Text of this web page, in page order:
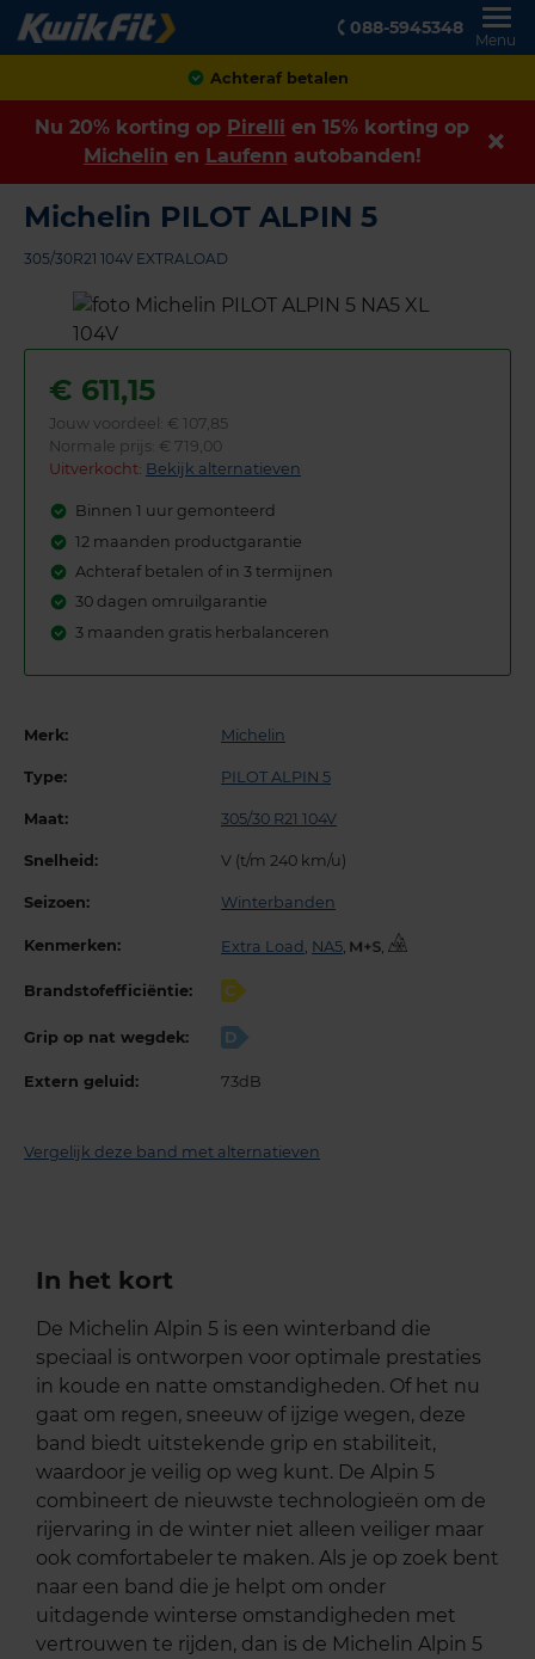
088-5945348
Menu
Achteraf betalen
Nu 20% korting op Pirelli en 15% korting op
Michelin en Laufenn autobanden!
Michelin PILOT ALPIN 5
305/30R21 104V EXTRALOAD
€ 611,15
Jouw voordeel: € 107,85
Normale prijs: € 719,00
Uitverkocht: Bekijk alternatieven
Binnen 1 uur gemonteerd
12 maanden productgarantie
Achteraf betalen of in 3 termijnen
30 dagen omruilgarantie
3 maanden gratis herbalanceren
Merk: Michelin
Type: PILOT ALPIN 5
Maat: 305/30 R21 104V
Snelheid: V (t/m 240 km/u)
Seizoen: Winterbanden
Kenmerken: Extra Load , NA5, ,
Brandstofefficiëntie: C
Grip op nat wegdek: D
Extern geluid: 73dB
Vergelijk deze band met alternatieven
In het kort
De Michelin Alpin 5 is een winterband die
speciaal is ontworpen voor optimale prestaties
in koude en natte omstandigheden. Of het nu
gaat om regen, sneeuw of ijzige wegen, deze
band biedt uitstekende grip en stabiliteit,
waardoor je veilig op weg kunt. De Alpin 5
combineert de nieuwste technologieën om de
rijervaring in de winter niet alleen veiliger maar
ook comfortabeler te maken. Als je op zoek bent
naar een band die je helpt om onder
uitdagende winterse omstandigheden met
vertrouwen te rijden, dan is de Michelin Alpin 5